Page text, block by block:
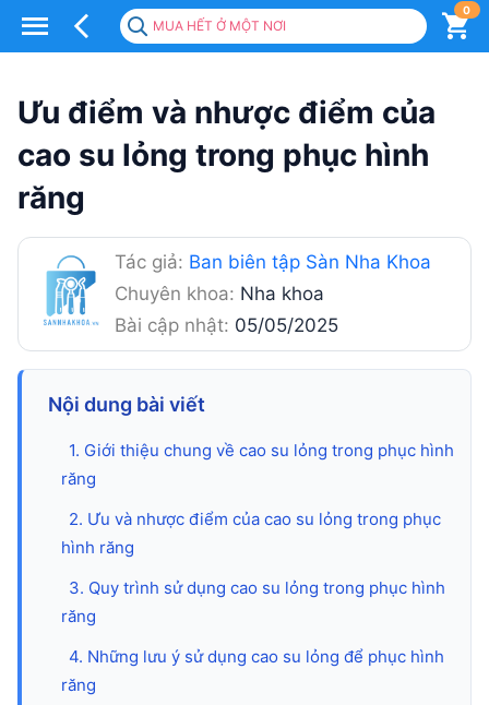
MUA HẾT Ở MỘT NƠI
0
điểm
và
nhược
điểm
của
cao
su
lỏng
trong
phục
hình
răng
Ưu điểm và nhược điểm của
cao su lỏng trong phục hình
răng
Tác giả: Ban biên tập Sàn Nha Khoa
Chuyên khoa: Nha khoa
Bài cập nhật: 05/05/2025
Nội dung bài viết
1. Giới thiệu chung về cao su lỏng trong phục hình
răng
2. Ưu và nhược điểm của cao su lỏng trong phục
hình răng
3. Quy trình sử dụng cao su lỏng trong phục hình
răng
4. Những lưu ý sử dụng cao su lỏng để phục hình
răng